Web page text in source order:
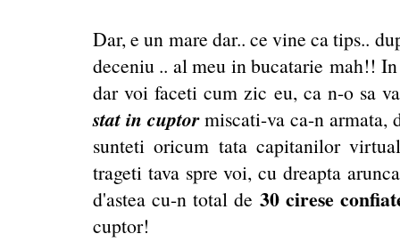
Dar, e un mare dar.. ce vine ca tips..
deceniu .. al meu in bucatarie mah!!
dar voi faceti cum zic eu, ca n-o sa
stat in cuptormiscati-va ca-n armata,
sunteti oricum tata capitanilor
trageti tava spre voi, cu dreapta
d'astea cu-n total de 30 cirese
cuptor!